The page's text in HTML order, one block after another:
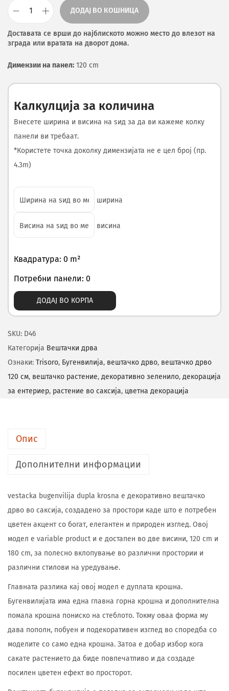
ДОДАЈ ВО КОШНИЦА
Доставата се врши до најблиското можно место до влезот на
зграда или вратата на дворот дома.
Димензии на панел: 120 cm
Калкулција за количина
Внесете ширина и висина на ѕид за да ви кажеме колку
панели ви требаат.
*Користете точка доколку димензијата не е цел број (пр.
4.3m)
ширина
висина
Квадратура: 0 m²
Потребни панели: 0
ДОДАЈ ВО КОРПА
SKU: D46
Категорија Вештачки дрва
Ознаки: Trisoro, Бугенвилија, вештачко дрво, вештачко дрво
120 см, вештачко растение, декоративно зеленило, декорација
за ентериер, растение во саксија, цветна декорација
Опис
Дополнителни информации
vestacka bugenvilija dupla krosna е декоративно вештачко
дрво во саксија, создадено за простори каде што е потребен
цветен акцент со богат, елегантен и природен изглед. Овој
модел е variable product и е достапен во две висини, 120 cm и
180 cm, за полесно вклопување во различни простории и
различни стилови на уредување.
Главната разлика кај овој модел е дуплата крошна.
Бугенвилијата има една главна горна крошна и дополнителна
помала крошна пониско на стеблото. Токму оваа форма му
дава пополн, побуен и подекоративен изглед во споредба со
моделите со само една крошна. Затоа е добар избор кога
сакате растението да биде повпечатливо и да создаде
посилен цветен ефект во просторот.